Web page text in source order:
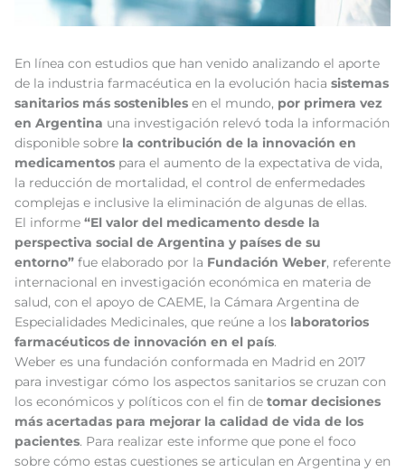
En línea con estudios que han venido analizando el aporte
de la industria farmacéutica en la evolución hacia sistemas
sanitarios más sostenibles en el mundo, por primera vez
en Argentina una investigación relevó toda la información
disponible sobre la contribución de la innovación en
medicamentos para el aumento de la expectativa de vida,
la reducción de mortalidad, el control de enfermedades
complejas e inclusive la eliminación de algunas de ellas.
El informe “El valor del medicamento desde la
perspectiva social de Argentina y países de su
entorno” fue elaborado por la Fundación Weber, referente
internacional en investigación económica en materia de
salud, con el apoyo de CAEME, la Cámara Argentina de
Especialidades Medicinales, que reúne a los laboratorios
farmacéuticos de innovación en el país.
Weber es una fundación conformada en Madrid en 2017
para investigar cómo los aspectos sanitarios se cruzan con
los económicos y políticos con el fin de tomar decisiones
más acertadas para mejorar la calidad de vida de los
pacientes. Para realizar este informe que pone el foco
sobre cómo estas cuestiones se articulan en Argentina y en